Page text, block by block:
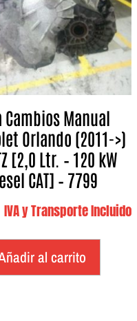
Cambios Manual
Orlando (2011->)
[2,0 Ltr. – 120 kW
CAT] – 7799
IVA y Transporte Incluido
al carrito